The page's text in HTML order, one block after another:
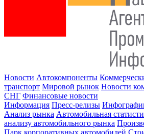
Новости Автокомпоненты
транспорт Мировой рынок Новости
СНГ Финансовые новости
Информация Пресс-релизы
Анализ рынка Автомобильная
анализу автомобильного рынка